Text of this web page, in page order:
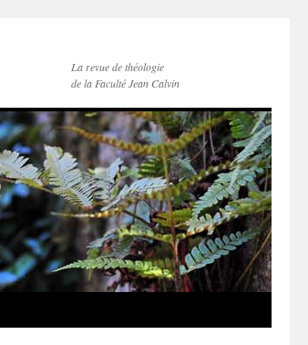
La revue de théologie
de la Faculté Jean Calvin